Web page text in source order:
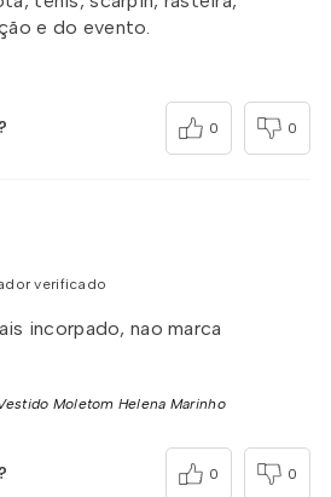
e do evento.
0 0
verificado
incorpado, nao marca
Moletom Helena Marinho
0 0